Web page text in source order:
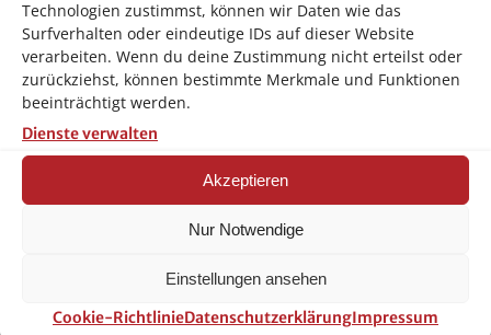
Technologien zustimmst, können wir Daten wie das
Surfverhalten oder eindeutige IDs auf dieser Website
verarbeiten. Wenn du deine Zustimmung nicht erteilst oder
zurückziehst, können bestimmte Merkmale und Funktionen
beeinträchtigt werden.
Dienste verwalten
Akzeptieren
Nur Notwendige
Einstellungen ansehen
Cookie-RichtlinieDatenschutzerklärungImpressum
1 × Nedis Wildtier-Kamera WCAM130GN
1 ×32 GB SD-Karte
1 × USB-Kabel
1 × Befestigungsgurt
Ideal geeignet für
Wildtierbeobachtung & Jagd
Gebäude- & Grundstücksüberwachung
Garten, Hof, Wald, Scheune & Außenbereiche